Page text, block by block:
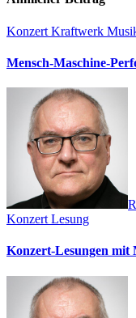
Konzert Kraftwerk
Mensch-Maschine-
Konzert Lesung
Konzert-Lesungen mit